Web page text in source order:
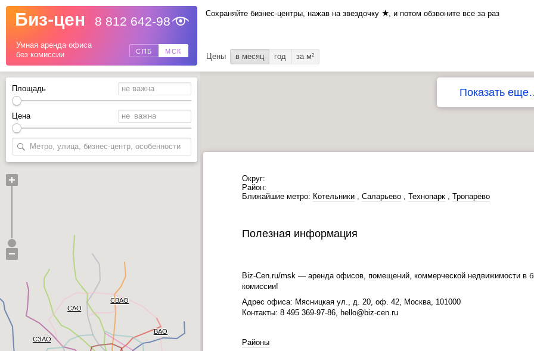
Биз-цен
СПБ МСК
Умная аренда офиса
без комиссии
8 812 642-98
Площадь
Цена
Сохраняйте бизнес-центры, нажав на звездочку ★, и потом обзвоните все за раз
Цены в месяц год за м2
ВАО
СВАО
САО
СЗАО
Показать
Округ:
Район:
Ближайшие метро: Котельники , Саларьево , Технопарк , Тропарёво
Полезная информация
Biz-Cen.ru/msk — аренда офисов, помещений, коммерческой недвижимости в
комиссии!
Адрес офиса: Мясницкая ул., д. 20, оф. 42, Москва, 101000
Контакты: 8 495 369-97-86, hello@biz-cen.ru
Районы